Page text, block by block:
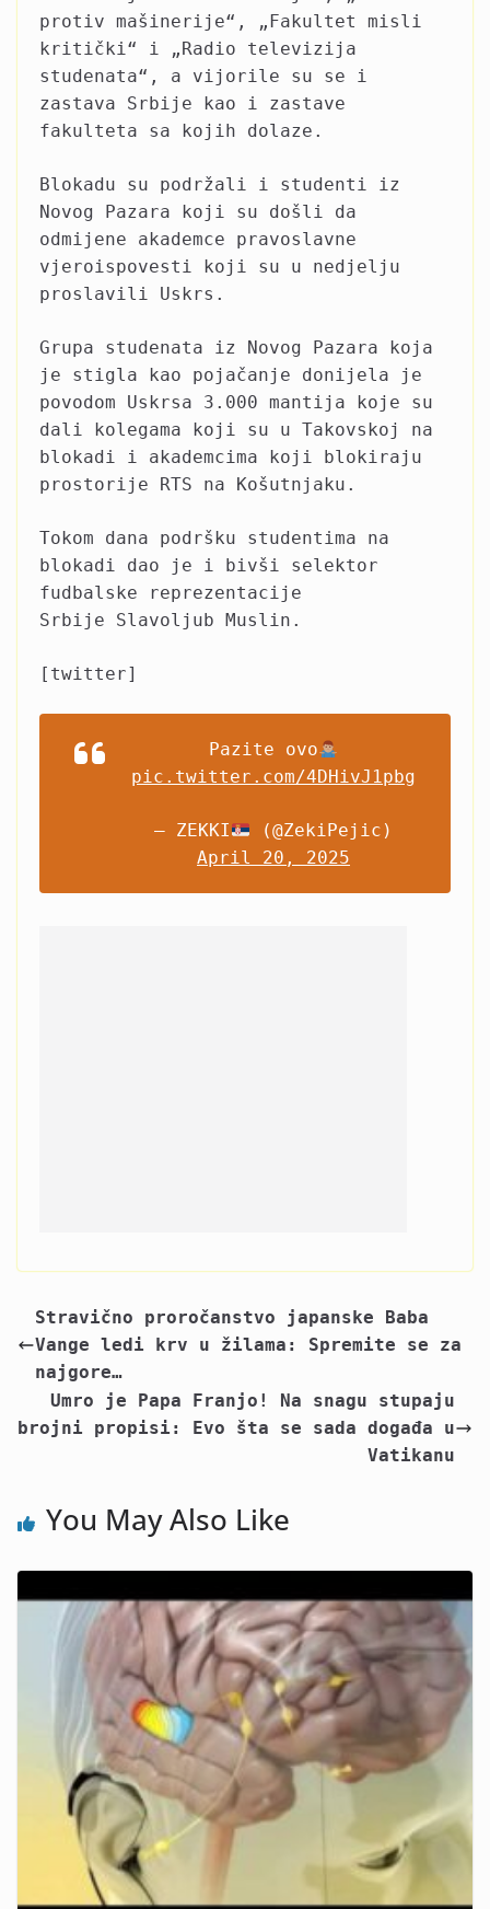
protiv mašinerije“, „Fakultet misli
kritički“ i „Radio televizija
studenata“, a vijorile su se i
zastava Srbije kao i zastave
fakulteta sa kojih dolaze.
Blokadu su podržali i studenti iz
Novog Pazara koji su došli da
odmijene akademce pravoslavne
vjeroispovesti koji su u nedjelju
proslavili Uskrs.
Grupa studenata iz Novog Pazara koja
je stigla kao pojačanje donijela je
povodom Uskrsa 3.000 mantija koje su
dali kolegama koji su u Takovskoj na
blokadi i akademcima koji blokiraju
prostorije RTS na Košutnjaku.
Tokom dana podršku studentima na
blokadi dao je i bivši selektor
fudbalske reprezentacije
Srbije Slavoljub Muslin.
[twitter]
Pazite ovo
pic.twitter.com/4DHivJ1pbg
— ZEKKI
(@ZekiPejic)
April 20, 2025
Stravično proročanstvo japanske Baba
Vange ledi krv u žilama: Spremite se za
najgore…
Umro je Papa Franjo! Na snagu stupaju
brojni propisi: Evo šta se sada događa u
Vatikanu
You May Also Like